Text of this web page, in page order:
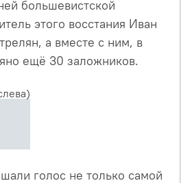
большевистской
этого восстания Иван
а вместе с ним, в
ещё 30 заложников.
голос не только самой